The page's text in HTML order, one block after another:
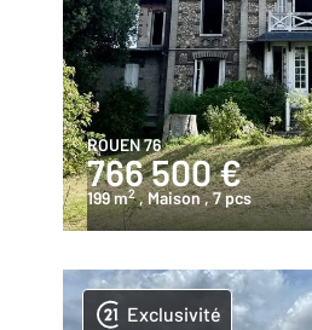
ROUEN 76
766 500 €
199 m2 , Maison, 7 pcs
Exclusivité